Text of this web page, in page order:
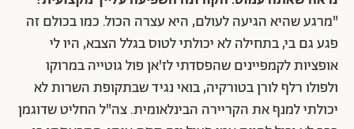
"מרגע שהיא הגיעה לעולם, היא עצרה הכול. כמו בכולם זה
פגע גם בי, בתחילה לא יכולתי לטוס בגלל הצבא, היו לי
אופציות לקמפיינים שהפסדתי לז'אן פול גוטייה במרוקו
ולפולו רלף לורן בטורקיה, בואי נגיד שבתקופת השרות לא
יכולתי למנף את הקריירה הבינלאומית. צה"ל החליט שדוגמן